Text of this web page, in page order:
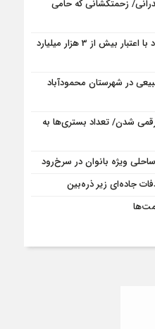
زحمتکشانی که حامی
5 پروژه‌ عمرانی شهرداری سرخ‌رود با اعتبار بیش از 3 هزار میلیارد
در شهرستان محمودآباد
بدحال کرونایی در راه ۳ رقمی شدن/ تعداد بستری‌ها به
ویژه بانوان در سرخ‌رود
جاده‌ای زیر ذره‌بین